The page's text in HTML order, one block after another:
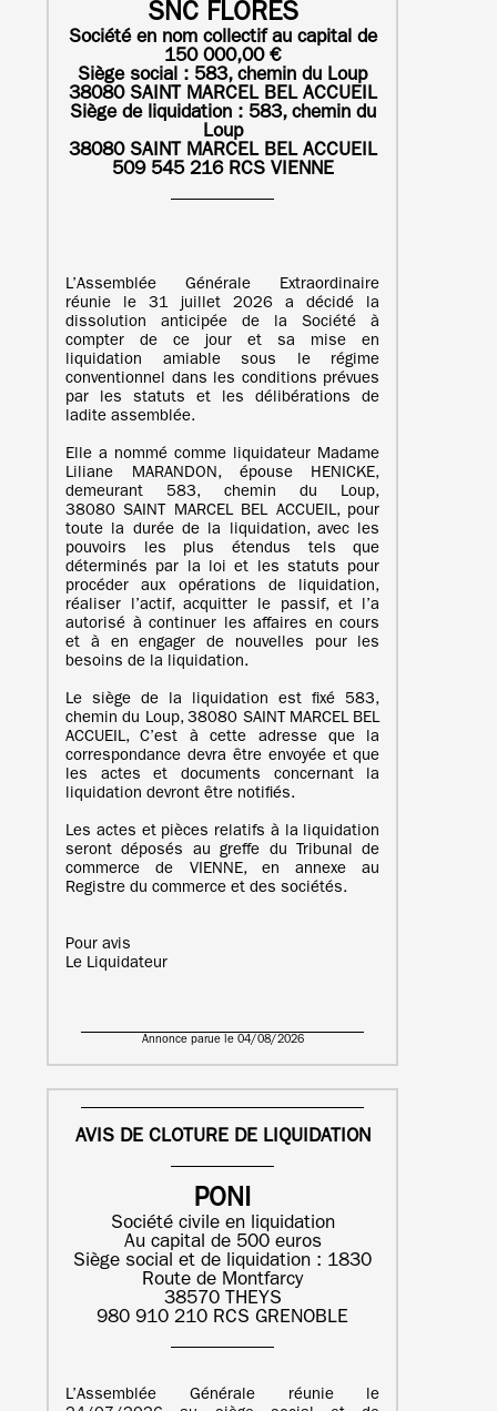
SNC FLORES
Société en nom collectif au capital de
150 000,00 €
Siège social : 583, chemin du Loup
38080 SAINT MARCEL BEL ACCUEIL
Siège de liquidation : 583, chemin du
Loup
38080 SAINT MARCEL BEL ACCUEIL
509 545 216 RCS VIENNE
L’Assemblée Générale Extraordinaire
réunie le 31 juillet 2026 a décidé la
dissolution anticipée de la Société à
compter de ce jour et sa mise en
liquidation amiable sous le régime
conventionnel dans les conditions prévues
par les statuts et les délibérations de
ladite assemblée.
Elle a nommé comme liquidateur Madame
Liliane MARANDON, épouse HENICKE,
demeurant 583, chemin du Loup,
38080 SAINT MARCEL BEL ACCUEIL, pour
toute la durée de la liquidation, avec les
pouvoirs les plus étendus tels que
déterminés par la loi et les statuts pour
procéder aux opérations de liquidation,
réaliser l’actif, acquitter le passif, et l’a
autorisé à continuer les affaires en cours
et à en engager de nouvelles pour les
besoins de la liquidation.
Le siège de la liquidation est fixé 583,
chemin du Loup, 38080 SAINT MARCEL BEL
ACCUEIL, C’est à cette adresse que la
correspondance devra être envoyée et que
les actes et documents concernant la
liquidation devront être notifiés.
Les actes et pièces relatifs à la liquidation
seront déposés au greffe du Tribunal de
commerce de VIENNE, en annexe au
Registre du commerce et des sociétés.
Pour avis
Le Liquidateur
Annonce parue le 04/08/2026
AVIS DE CLOTURE DE LIQUIDATION
PONI
Société civile en liquidation
Au capital de 500 euros
Siège social et de liquidation : 1830
Route de Montfarcy
38570 THEYS
980 910 210 RCS GRENOBLE
L’Assemblée Générale réunie le